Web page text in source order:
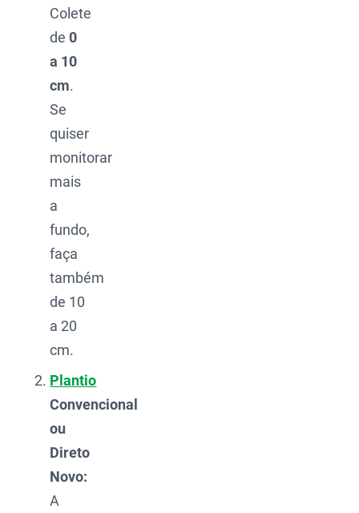
Colete
de0
a 10
cm.
Se
quiser
monitorar
mais
a
fundo,
faça
também
de 10
a 20
cm.
Plantio
Convencional
ou
Direto
Novo:
A